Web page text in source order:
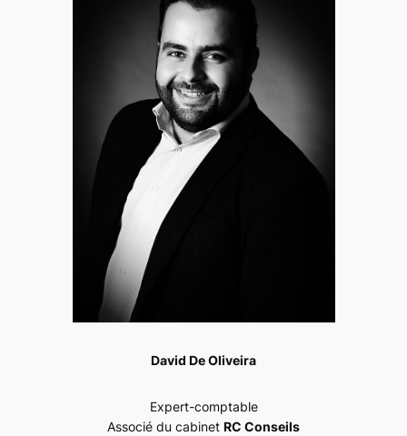
David De Oliveira
Expert-comptable
Associé du cabinet RC Conseils